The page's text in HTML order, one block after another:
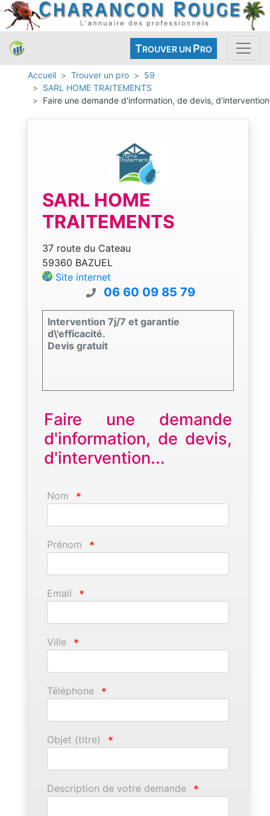
TROUVER UN PRO
Accueil Trouver un pro
59
SARL HOME TRAITEMENTS
Faire une demande d'information, de devis, d'intervention
SARL HOME
TRAITEMENTS
37 route du Cateau
59360 BAZUEL
Site internet
06 60 09 85 79
Intervention 7j/7 et garantie
d\'efficacité.
Devis gratuit
Faire une demande
d'information, de devis,
d'intervention...
Nom *
Prénom *
Email *
Ville *
Téléphone *
Objet (titre) *
Description de votre demande *